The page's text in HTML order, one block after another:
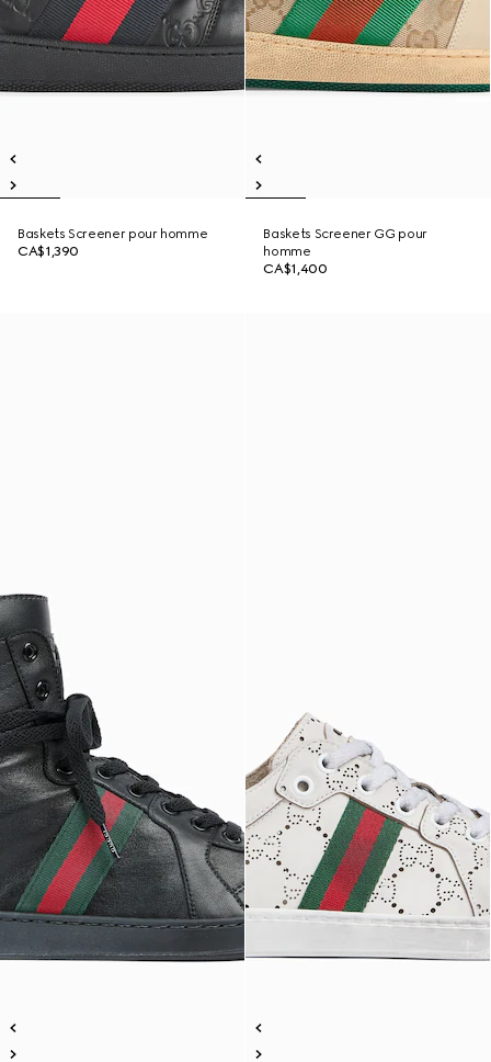
Baskets Screener pour homme
CA$1,390
Baskets Screener GG pour
homme
CA$1,400